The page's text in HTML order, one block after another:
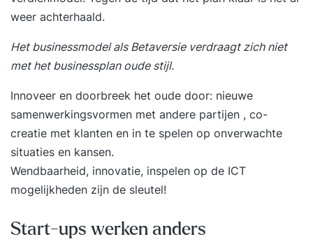
weer achterhaald.
Het businessmodel als Betaversie verdraagt zich niet
met het businessplan oude stijl.
Innoveer en doorbreek het oude door: nieuwe
samenwerkingsvormen met andere partijen , co-
creatie met klanten en in te spelen op onverwachte
situaties en kansen.
Wendbaarheid, innovatie, inspelen op de ICT
mogelijkheden zijn de sleutel!
Start-ups werken anders